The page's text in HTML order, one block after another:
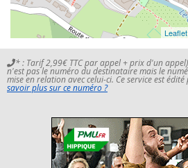
Leaflet
* : Tarif 2,99€ TTC par appel + prix d'un
n'est pas le numéro du destinataire mais le
mise en relation avec celui-ci. Ce service est
savoir plus sur ce numéro ?